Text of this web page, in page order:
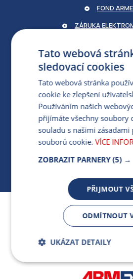
Jsme součástí skupiny
nezávislých
FOND
ZÁRUKA
PRO
MÁM DOTAZ KE
412 154 154
PO-PÁ 7:30-
Tato webová
sledovací cookies
Tato webová stránka
cookie ke zlepšení
Používáním našich
přijímáte všechny soubory
souladu s našimi zásadami
souborů cookie. VÍCE
ZOBRAZIT PARNERY (5) →
PŘIJMOUT
ODMÍTNOUT
UKÁZAT DETAILY
Bezpodmínečně
nutné soubory